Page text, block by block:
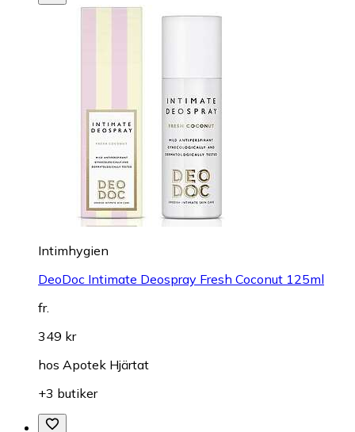
Intimhygien
DeoDoc Intimate Deospray Fresh Coconut 125ml
fr.
349 kr
hos Apotek Hjärtat
+3 butiker